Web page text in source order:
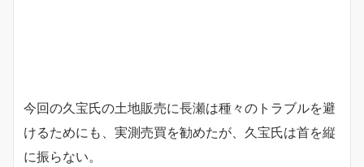
今回の久宝氏の土地販売に長瀬は種々のトラブルを避
けるためにも、実測売買を勧めたが、久宝氏は首を縦
に振らない。